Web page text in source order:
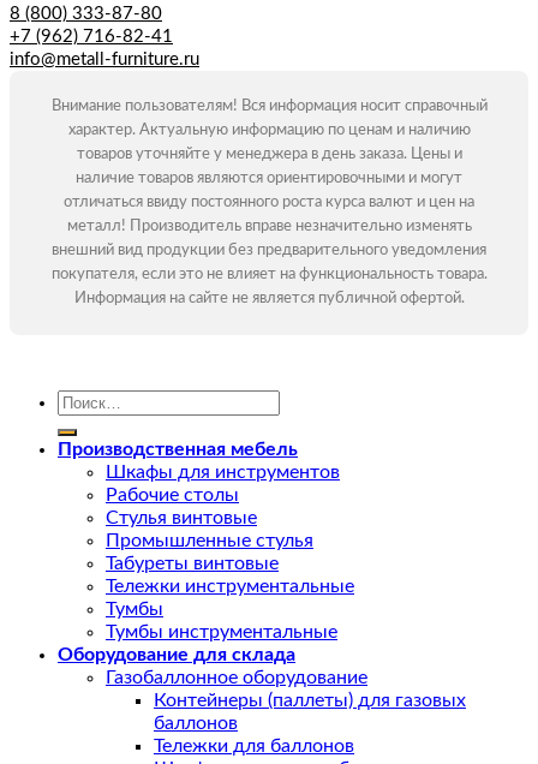
8 (800) 333-87-80
+7 (962) 716-82-41
info@metall-furniture.ru
Внимание пользователям! Вся информация носит справочный
характер. Актуальную информацию по ценам и наличию
товаров уточняйте у менеджера в день заказа. Цены и
наличие товаров являются ориентировочными и могут
отличаться ввиду постоянного роста курса валют и цен на
металл! Производитель вправе незначительно изменять
внешний вид продукции без предварительного уведомления
покупателя, если это не влияет на функциональность товара.
Информация на сайте не является публичной офертой.
Искать:
Производственная мебель
Шкафы для инструментов
Рабочие столы
Стулья винтовые
Промышленные стулья
Табуреты винтовые
Тележки инструментальные
Тумбы
Тумбы инструментальные
Оборудование для склада
Газобаллонное оборудование
Контейнеры (паллеты) для газовых
баллонов
Тележки для баллонов